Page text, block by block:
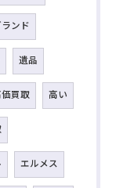
ンド
遺品
買取 高い
エルメス